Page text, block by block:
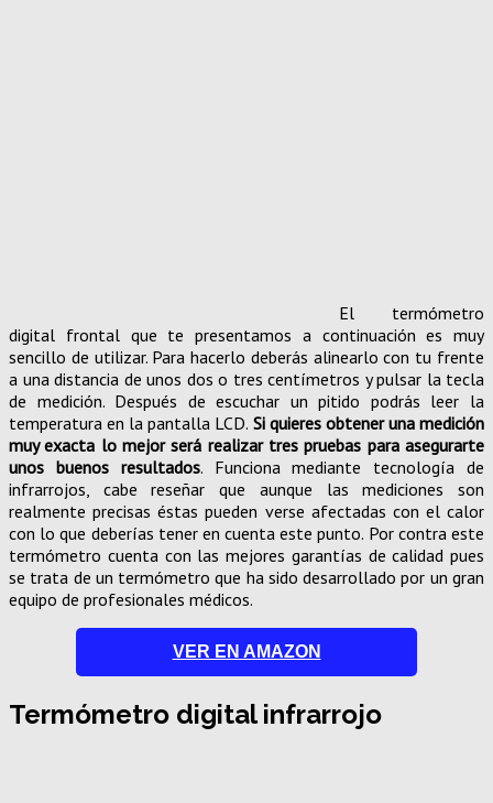
El termómetro
digital frontal que te presentamos a continuación es muy
sencillo de utilizar. Para hacerlo deberás alinearlo con tu frente
a una distancia de unos dos o tres centímetros y pulsar la tecla
de medición. Después de escuchar un pitido podrás leer la
temperatura en la pantalla LCD. Si quieres obtener una medición
muy exacta lo mejor será realizar tres pruebas para asegurarte
unos buenos resultados. Funciona mediante tecnología de
infrarrojos, cabe reseñar que aunque las mediciones son
realmente precisas éstas pueden verse afectadas con el calor
con lo que deberías tener en cuenta este punto. Por contra este
termómetro cuenta con las mejores garantías de calidad pues
se trata de un termómetro que ha sido desarrollado por un gran
equipo de profesionales médicos.
VER EN AMAZON
Termómetro digital infrarrojo